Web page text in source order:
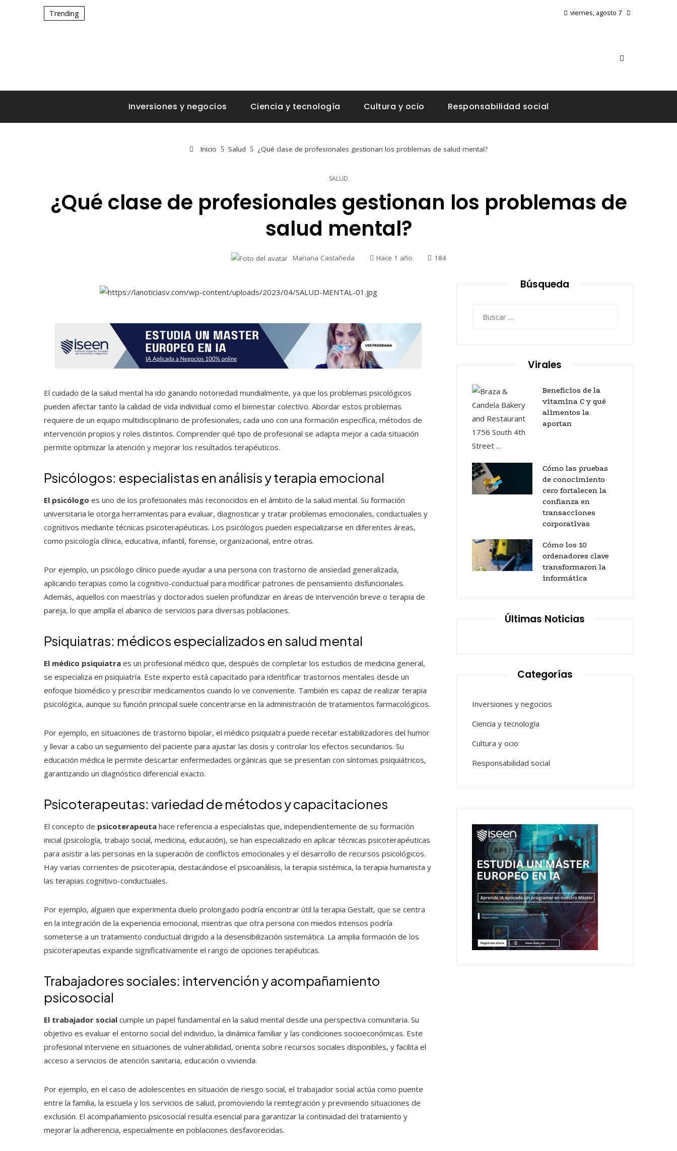
Trending viernes, agosto 7
Inversiones y negocios Ciencia y tecnología Cultura y ocio Responsabilidad social
Inicio Salud ¿Qué clase de profesionales gestionan los problemas de salud mental?
SALUD
¿Qué clase de profesionales gestionan los problemas de
salud mental?
Mariana Castañeda Hace 1 año 184
El cuidado de la salud mental ha ido ganando notoriedad mundialmente, ya que los problemas psicológicos
pueden afectar tanto la calidad de vida individual como el bienestar colectivo. Abordar estos problemas
requiere de un equipo multidisciplinario de profesionales, cada uno con una formación específica, métodos de
intervención propios y roles distintos. Comprender qué tipo de profesional se adapta mejor a cada situación
permite optimizar la atención y mejorar los resultados terapéuticos.
Psicólogos: especialistas en análisis y terapia emocional
El psicólogo es uno de los profesionales más reconocidos en el ámbito de la salud mental. Su formación
universitaria le otorga herramientas para evaluar, diagnosticar y tratar problemas emocionales, conductuales y
cognitivos mediante técnicas psicoterapéuticas. Los psicólogos pueden especializarse en diferentes áreas,
como psicología clínica, educativa, infantil, forense, organizacional, entre otras.
Por ejemplo, un psicólogo clínico puede ayudar a una persona con trastorno de ansiedad generalizada,
aplicando terapias como la cognitivo-conductual para modificar patrones de pensamiento disfuncionales.
Además, aquellos con maestrías y doctorados suelen profundizar en áreas de intervención breve o terapia de
pareja, lo que amplía el abanico de servicios para diversas poblaciones.
Psiquiatras: médicos especializados en salud mental
El médico psiquiatra es un profesional médico que, después de completar los estudios de medicina general,
se especializa en psiquiatría. Este experto está capacitado para identificar trastornos mentales desde un
enfoque biomédico y prescribir medicamentos cuando lo ve conveniente. También es capaz de realizar terapia
psicológica, aunque su función principal suele concentrarse en la administración de tratamientos farmacológicos.
Por ejemplo, en situaciones de trastorno bipolar, el médico psiquiatra puede recetar estabilizadores del humor
y llevar a cabo un seguimiento del paciente para ajustar las dosis y controlar los efectos secundarios. Su
educación médica le permite descartar enfermedades orgánicas que se presentan con síntomas psiquiátricos,
garantizando un diagnóstico diferencial exacto.
Psicoterapeutas: variedad de métodos y capacitaciones
El concepto de psicoterapeuta hace referencia a especialistas que, independientemente de su formación
inicial (psicología, trabajo social, medicina, educación), se han especializado en aplicar técnicas psicoterapéuticas
para asistir a las personas en la superación de conflictos emocionales y el desarrollo de recursos psicológicos.
Hay varias corrientes de psicoterapia, destacándose el psicoanálisis, la terapia sistémica, la terapia humanista y
las terapias cognitivo-conductuales.
Por ejemplo, alguien que experimenta duelo prolongado podría encontrar útil la terapia Gestalt, que se centra
en la integración de la experiencia emocional, mientras que otra persona con miedos intensos podría
someterse a un tratamiento conductual dirigido a la desensibilización sistemática. La amplia formación de los
psicoterapeutas expande significativamente el rango de opciones terapéuticas.
Trabajadores sociales: intervención y acompañamiento
psicosocial
El trabajador social cumple un papel fundamental en la salud mental desde una perspectiva comunitaria. Su
objetivo es evaluar el entorno social del individuo, la dinámica familiar y las condiciones socioeconómicas. Este
profesional interviene en situaciones de vulnerabilidad, orienta sobre recursos sociales disponibles, y facilita el
acceso a servicios de atención sanitaria, educación o vivienda.
Por ejemplo, en el caso de adolescentes en situación de riesgo social, el trabajador social actúa como puente
entre la familia, la escuela y los servicios de salud, promoviendo la reintegración y previniendo situaciones de
exclusión. El acompañamiento psicosocial resulta esencial para garantizar la continuidad del tratamiento y
mejorar la adherencia, especialmente en poblaciones desfavorecidas.
Búsqueda
Virales
Beneficios de la
vitamina C y qué
alimentos la
aportan
Cómo las pruebas
de conocimiento
cero fortalecen la
confianza en
transacciones
corporativas
Cómo los 10
ordenadores clave
transformaron la
informática
Últimas Noticias
Categorías
Inversiones y negocios
Ciencia y tecnología
Cultura y ocio
Responsabilidad social